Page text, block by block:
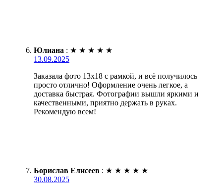
Юлиана : ★ ★ ★ ★ ★
13.09.2025
Заказала фото 13х18 с рамкой, и всё получилось
просто отлично! Оформление очень легкое, а
доставка быстрая. Фотографии вышли яркими и
качественными, приятно держать в руках.
Рекомендую всем!
Борислав Елисеев : ★ ★ ★ ★ ★
30.08.2025